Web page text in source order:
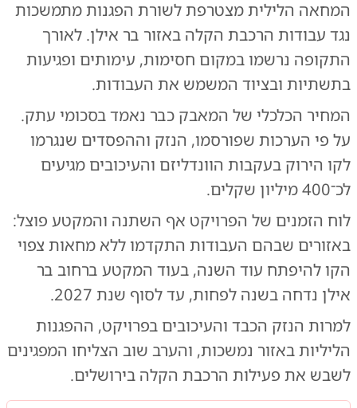
המחאה הלילית מצטרפת לשורת הפגנות מתמשכות
נגד עבודות הרכבת הקלה באזור בר אילן. לאורך
התקופה נרשמו במקום חסימות, עימותים ופגיעות
בתשתיות ובציוד המשמש את העבודות.
המחיר הכלכלי של המאבק כבר נאמד בסכומי עתק.
על פי הערכות שפורסמו, הנזק וההפסדים שנגרמו
לקו הירוק בעקבות הוונדליזם והעיכובים מגיעים
לכ־400 מיליון שקלים.
לוח הזמנים של הפרויקט אף השתנה והמקטע פוצל:
באזורים שבהם העבודות התקדמו ללא מחאות צפוי
הקו להיפתח עוד השנה, בעוד המקטע ברחוב בר
אילן נדחה בשנה לפחות, עד לסוף שנת 2027.
למרות הנזק הכבד והעיכובים בפרויקט, ההפגנות
הליליות באזור נמשכות, והערב שוב הצליחו המפגינים
לשבש את פעילות הרכבת הקלה בירושלים.